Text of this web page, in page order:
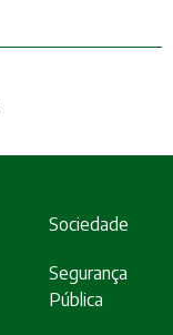
Sociedade
Segurança
Pública